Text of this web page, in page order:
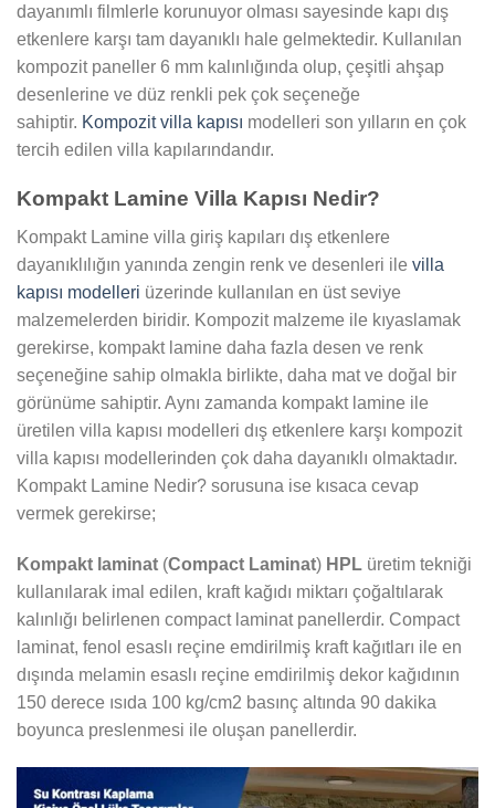
dayanımlı filmlerle korunuyor olması sayesinde kapı dış
etkenlere karşı tam dayanıklı hale gelmektedir. Kullanılan
kompozit paneller 6 mm kalınlığında olup, çeşitli ahşap
desenlerine ve düz renkli pek çok seçeneğe
sahiptir. Kompozit villa kapısı modelleri son yılların en çok
tercih edilen villa kapılarındandır.
Kompakt Lamine Villa Kapısı Nedir?
Kompakt Lamine villa giriş kapıları dış etkenlere
dayanıklılığın yanında zengin renk ve desenleri ile villa
kapısı modelleri üzerinde kullanılan en üst seviye
malzemelerden biridir. Kompozit malzeme ile kıyaslamak
gerekirse, kompakt lamine daha fazla desen ve renk
seçeneğine sahip olmakla birlikte, daha mat ve doğal bir
görünüme sahiptir. Aynı zamanda kompakt lamine ile
üretilen villa kapısı modelleri dış etkenlere karşı kompozit
villa kapısı modellerinden çok daha dayanıklı olmaktadır.
Kompakt Lamine Nedir? sorusuna ise kısaca cevap
vermek gerekirse;
Kompakt laminat (Compact Laminat) HPL üretim tekniği
kullanılarak imal edilen, kraft kağıdı miktarı çoğaltılarak
kalınlığı belirlenen compact laminat panellerdir. Compact
laminat, fenol esaslı reçine emdirilmiş kraft kağıtları ile en
dışında melamin esaslı reçine emdirilmiş dekor kağıdının
150 derece ısıda 100 kg/cm2 basınç altında 90 dakika
boyunca preslenmesi ile oluşan panellerdir.